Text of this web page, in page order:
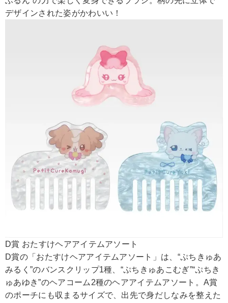
デザインされた姿がかわいい！
D賞 おたすけヘアアイテムアソート
D賞の「おたすけヘアアイテムアソート」は、“ぷちきゅあ
みるく”のバンスクリップ1種、“ぷちきゅあこむぎ”“ぷちき
ゅあゆき”のヘアコーム2種のヘアアイテムアソート。A賞
のポーチにも収まるサイズで、出先で身だしなみを整えた